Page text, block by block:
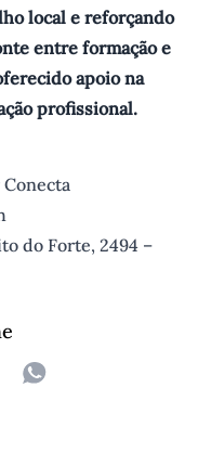
local e reforçando
entre formação e
apoio na
profissional.
do Forte, 2494 –